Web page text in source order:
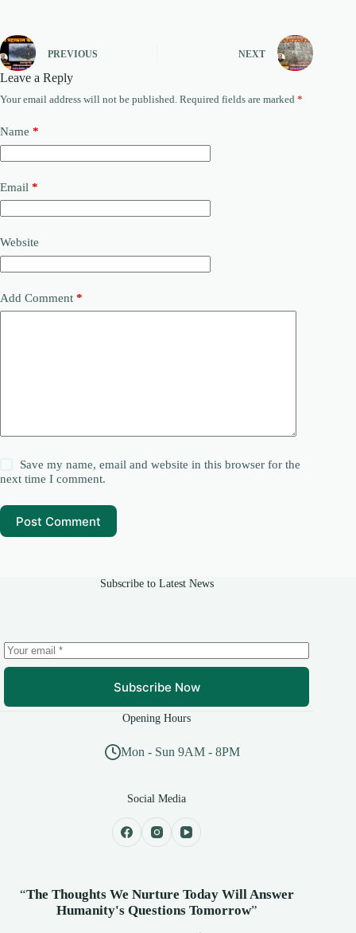
PREVIOUS NEXT
Leave a Reply
Your email address will not be published. Required fields are marked *
Name *
Email *
Website
Add Comment *
Save my name, email and website in this browser for the
next time I comment.
Post Comment
Subscribe to Latest News
Subscribe Now
Opening Hours
Mon - Sun 9AM - 8PM
Social Media
“The Thoughts We Nurture Today Will Answer
Humanity's Questions Tomorrow”